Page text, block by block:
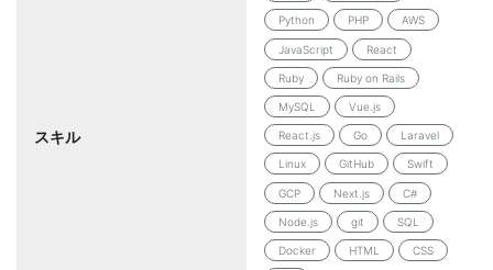
スキル
Python PHP AWS
JavaScript React
Ruby Ruby on Rails
MySQL Vue.js
React.js Go Laravel
Linux GitHub Swift
GCP Next.js C#
Node.js git SQL
Docker HTML CSS